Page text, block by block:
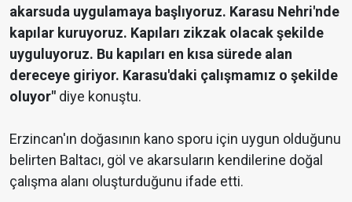
akarsuda uygulamaya başlıyoruz. Karasu Nehri'nde
kapılar kuruyoruz. Kapıları zikzak olacak şekilde
uyguluyoruz. Bu kapıları en kısa sürede alan
dereceye giriyor. Karasu'daki çalışmamız o şekilde
oluyor" diye konuştu.
Erzincan'ın doğasının kano sporu için uygun olduğunu
belirten Baltacı, göl ve akarsuların kendilerine doğal
çalışma alanı oluşturduğunu ifade etti.